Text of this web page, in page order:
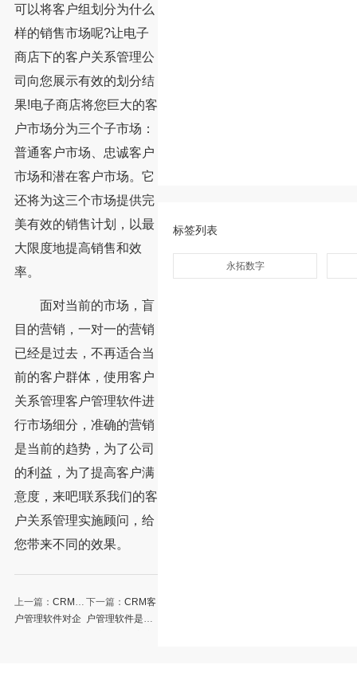
可以将客户组划分为什么
样的销售市场呢?让电子
商店下的客户关系管理公
司向您展示有效的划分结
果!电子商店将您巨大的客
户市场分为三个子市场：
普通客户市场、忠诚客户
市场和潜在客户市场。它
还将为这三个市场提供完
美有效的销售计划，以最
大限度地提高销售和效
率。
面对当前的市场，盲
目的营销，一对一的营销
已经是过去，不再适合当
前的客户群体，使用客户
关系管理客户管理软件进
行市场细分，准确的营销
是当前的趋势，为了公司
的利益，为了提高客户满
意度，来吧!联系我们的客
户关系管理实施顾问，给
您带来不同的效果。
上一篇： CRM客
户管理软件对企
下一篇： CRM客
户管理软件是怎
标签列表
永拓数字